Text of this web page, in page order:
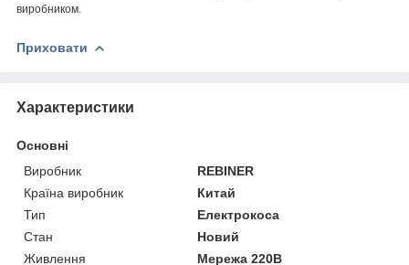
виробником.
Приховати
Характеристики
Основні
Виробник
REBINER
Країна виробник
Китай
Тип
Електрокоса
Стан
Новий
Живлення
Мережа 220В